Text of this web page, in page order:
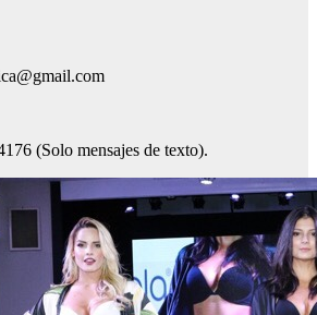
(Solo mensajes de texto).